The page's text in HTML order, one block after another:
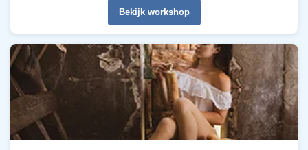
Bekijk workshop